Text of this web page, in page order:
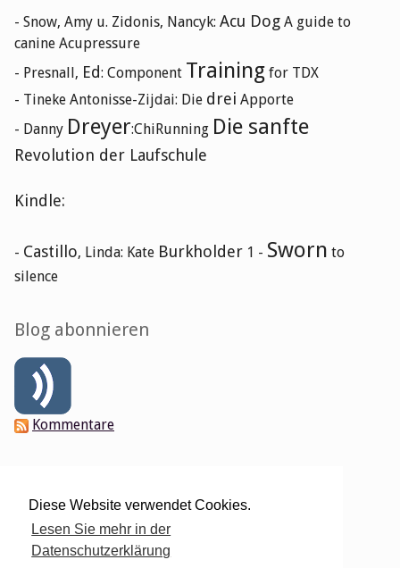
Diese Website verwendet Cookies.
Lesen Sie mehr in der
Datenschutzerklärung
- Snow, Amy u. Zidonis, Nancyk: Acu Dog A guide to
canine Acupressure
- Presnall, Ed: Component Training for TDX
- Tineke Antonisse-Zijdai: Die drei Apporte
- Danny Dreyer:ChiRunning Die sanfte
Revolution der Laufschule
Kindle:
- Castillo, Linda: Kate Burkholder 1 - Sworn to
silence
Blog abonnieren
Kommentare
Login